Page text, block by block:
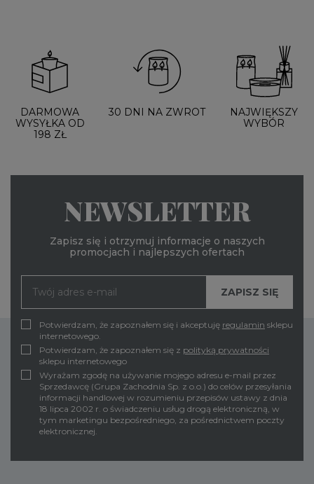
DARMOWA
WYSYŁKA OD
198 ZŁ
30 DNI NA ZWROT
NAJWIĘKSZY
WYBÓR
NEWSLETTER
Zapisz się i otrzymuj informacje o naszych
promocjach i najlepszych ofertach
Potwierdzam, że zapoznałem się i akceptuję regulamin sklepu
internetowego.
Potwierdzam, że zapoznałem się z polityką prywatności
sklepu internetowego
Wyrażam zgodę na używanie mojego adresu e-mail przez
Sprzedawcę (Grupa Zachodnia Sp. z o.o.) do celów przesyłania
informacji handlowej w rozumieniu przepisów ustawy z dnia
18 lipca 2002 r. o świadczeniu usług drogą elektroniczną, w
tym marketingu bezpośredniego, za pośrednictwem poczty
elektronicznej.